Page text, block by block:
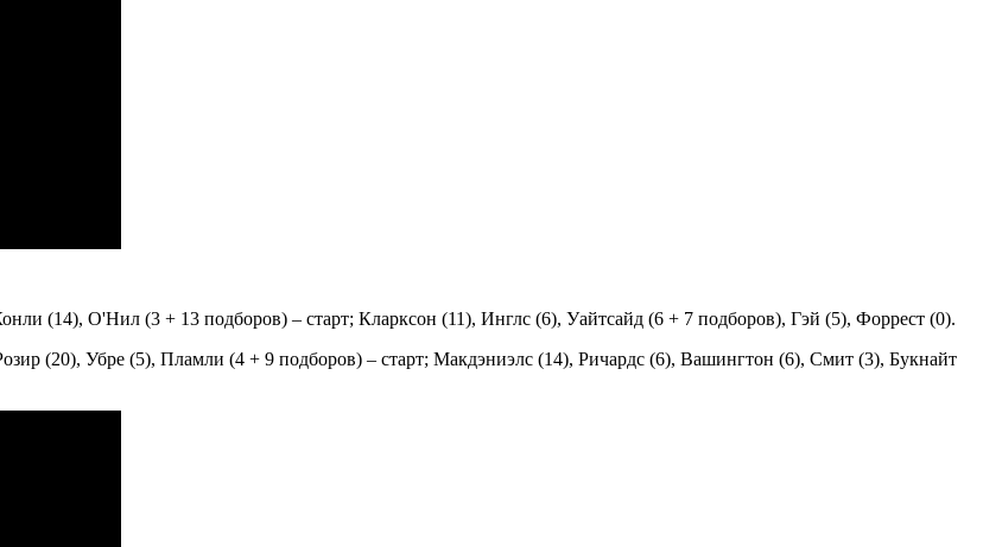
(14), О'Нил (3 + 13 подборов) – старт; Кларксон (11), Инглс (6), Уайтсайд (6 + 7 подборов), Гэй (5), Форрест (0).
(20), Убре (5), Пламли (4 + 9 подборов) – старт; Макдэниэлс (14), Ричардс (6), Вашингтон (6), Смит (3), Букнайт